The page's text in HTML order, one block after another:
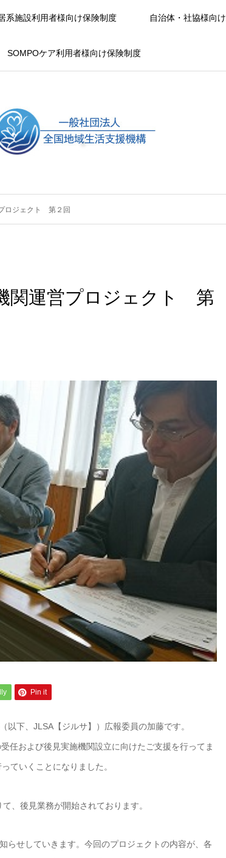
系施設利用者様向け保険制度 自治体・社協様向け
SOMPOケア利用者様向け保険制度
ロジェクト 第２回
関運営プロジェクト 第
Pin it
下、JLSA【ジルサ】）広報委員の加藤です。
任および後見実施機関設立に向けたご支援を行ってま
ていくことになりました。
、後見業務が開始されております。
らせしていきます。今回のプロジェクトの内容が、各